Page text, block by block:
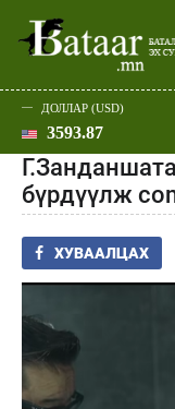
ДОЛЛАР (USD)
3593.87
бүрдүүлж
ХУВААЛЦАХ